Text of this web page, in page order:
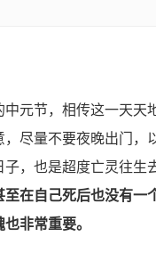
元节，相传这一天天
尽量不要夜晚出门，
，也是超度亡灵往生
在自己死后也没有一
也非常重要。